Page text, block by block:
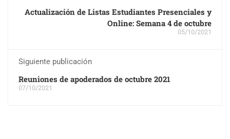
Actualización de Listas Estudiantes Presenciales y
Online: Semana 4 de octubre
05/10/2021
Siguiente publicación
Reuniones de apoderados de octubre 2021
07/10/2021